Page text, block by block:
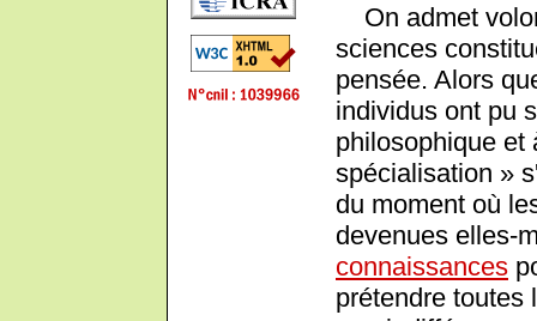
On admet
sciences
pensée. Alors
individus ont pu
philosophique et
spécialisation »
du moment où
devenues elles-
connaissances
prétendre toutes